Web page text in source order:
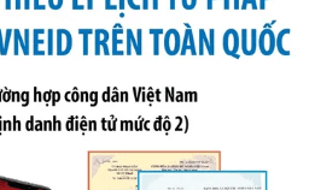
CP
NĐ-CP của Chính phủ: Sửa
Nghị định số 125/2020/NĐ-СР
của Chính phủ quy định xử
về thuế, hóa đơn được sửa đổi, bổ
2021/NĐ-CP